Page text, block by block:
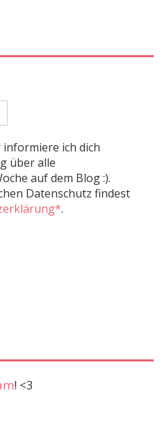
ich dich
über alle
auf dem Blog :).
Datenschutz findest
.
! <3